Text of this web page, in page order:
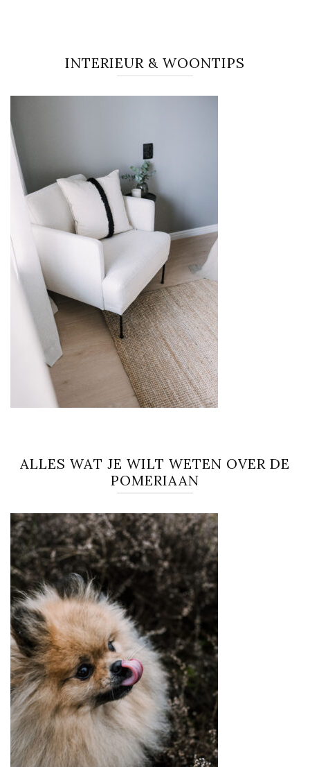
INTERIEUR & WOONTIPS
ALLES WAT JE WILT WETEN OVER DE
POMERIAAN